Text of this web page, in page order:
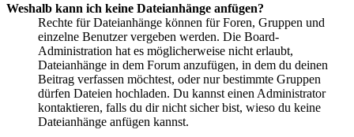
Weshalb kann ich keine Dateianhänge anfügen?
Rechte für Dateianhänge können für Foren, Gruppen und
einzelne Benutzer vergeben werden. Die Board-
Administration hat es möglicherweise nicht erlaubt,
Dateianhänge in dem Forum anzufügen, in dem du deinen
Beitrag verfassen möchtest, oder nur bestimmte Gruppen
dürfen Dateien hochladen. Du kannst einen Administrator
kontaktieren, falls du dir nicht sicher bist, wieso du keine
Dateianhänge anfügen kannst.